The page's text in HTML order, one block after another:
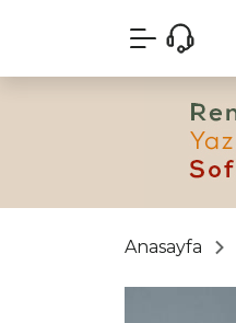
Anasayfa